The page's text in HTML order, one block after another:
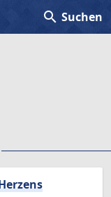
search Suchen